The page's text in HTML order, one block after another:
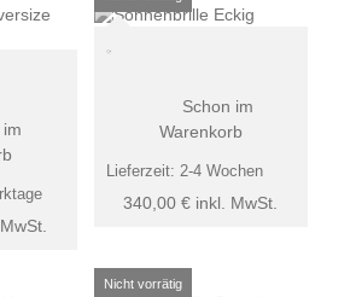
im
340,00€ inkl. MwSt.
Lieferzeit:2-4 Wochen
Schon im
Warenkorb